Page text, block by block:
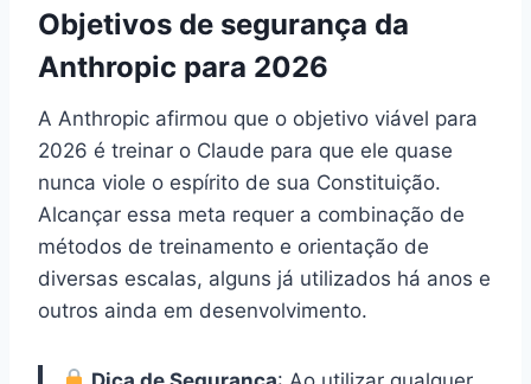
Objetivos de segurança da
Anthropic para 2026
A Anthropic afirmou que o objetivo viável para
2026 é treinar o Claude para que ele quase
nunca viole o espírito de sua Constituição.
Alcançar essa meta requer a combinação de
métodos de treinamento e orientação de
diversas escalas, alguns já utilizados há anos e
outros ainda em desenvolvimento.